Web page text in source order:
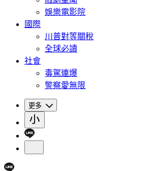
娛樂電影院
國際
川普對等關稅
全球必讀
社會
毒駕連爆
警察愛無限
更多